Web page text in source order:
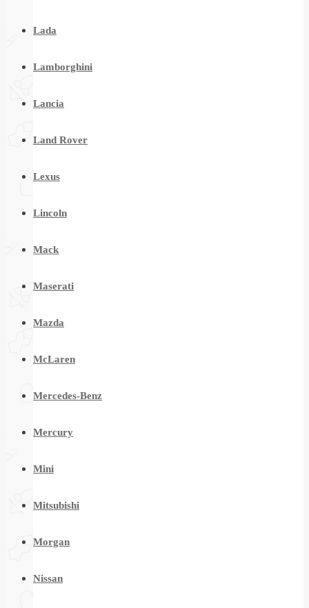
Lada
Lamborghini
Lancia
Land Rover
Lexus
Lincoln
Mack
Maserati
Mazda
McLaren
Mercedes-Benz
Mercury
Mini
Mitsubishi
Morgan
Nissan